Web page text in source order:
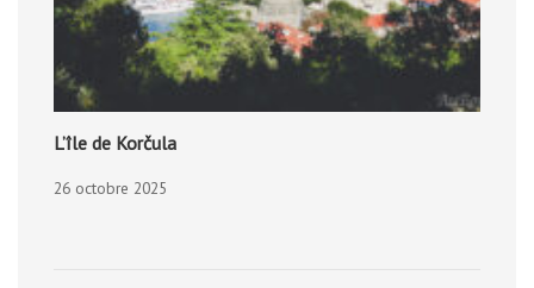
L’île de Korčula
26 octobre 2025